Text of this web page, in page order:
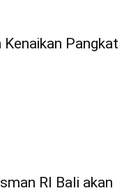
Pangkat
RI Bali akan